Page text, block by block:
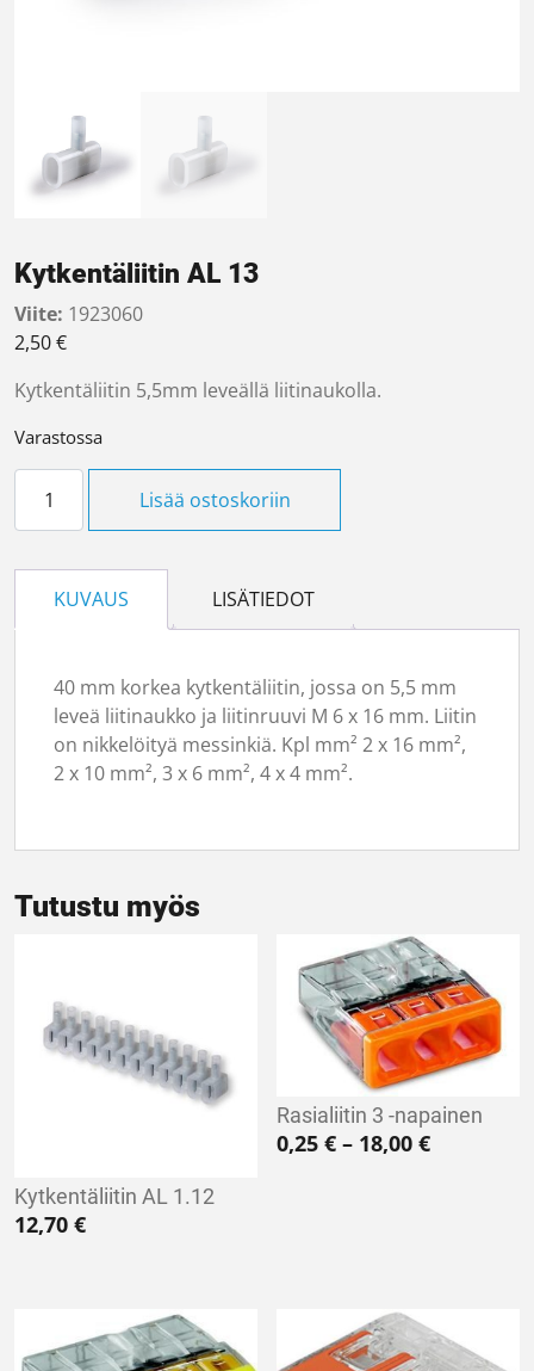
Kytkentäliitin AL 13
Viite: 1923060
2,50€
Kytkentäliitin 5,5mm leveällä liitinaukolla.
Varastossa
Lisää ostoskoriin
KUVAUS LISÄTIEDOT
40 mm korkea kytkentäliitin, jossa on 5,5 mm
leveä liitinaukko ja liitinruuvi M 6 x 16 mm. Liitin
on nikkelöityä messinkiä. Kpl mm² 2 x 16 mm²,
2 x 10 mm², 3 x 6 mm², 4 x 4 mm².
Tutustu myös
Kytkentäliitin AL 1.12
12,70 €
Rasialiitin 3 -napainen
0,25€ – 18,00€